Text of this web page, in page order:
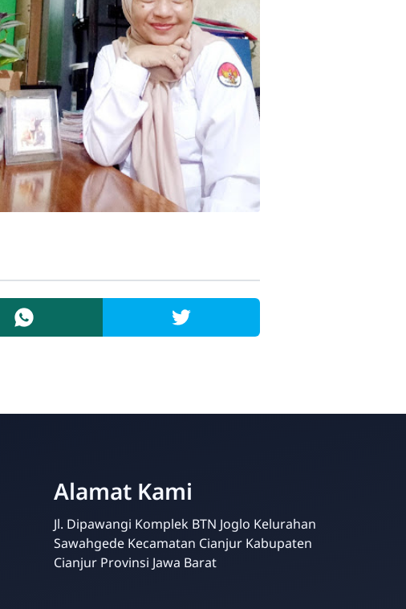
MTsN 6 Cianjur
Online
Alamat Kami
Jl. Dipawangi Komplek BTN Joglo Kelurahan
Sawahgede Kecamatan Cianjur Kabupaten
Cianjur Provinsi Jawa Barat